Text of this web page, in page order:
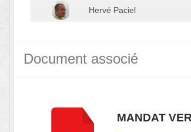
Hervé Paciel
Document associé
MANDAT